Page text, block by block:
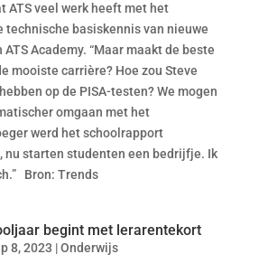
ATS veel werk heeft met het
technische basiskennis van nieuwe
Academy. “Maar maakt de beste
mooiste carrière? Hoe zou Steve
op de PISA-testen? We mogen
omgaan met het
werd het schoolrapport
nu starten studenten een bedrijfje. Ik
Bron: Trends
begint met lerarentekort
8, 2023 |Onderwijs